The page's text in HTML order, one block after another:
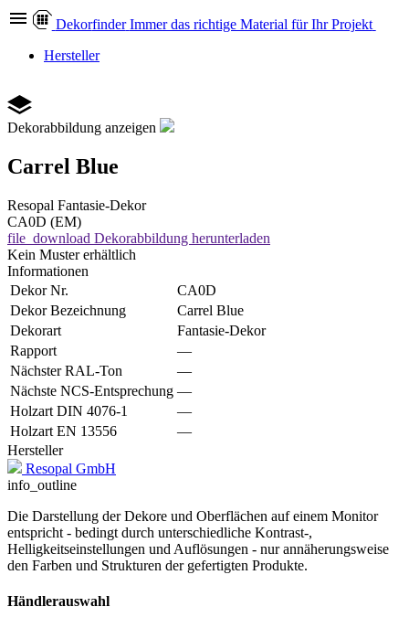
Dekorfinder Immer das richtige Material für Ihr Projekt
Hersteller
Dekorabbildung anzeigen
Carrel Blue
Resopal Fantasie-Dekor
CA0D (EM)
file_download Dekorabbildung herunterladen
Kein Muster erhältlich
Informationen
Dekor Nr.
CA0D
Dekor Bezeichnung
Carrel Blue
Dekorart
Fantasie-Dekor
Rapport
—
Nächster RAL-Ton
—
Nächste NCS-Entsprechung —
Holzart DIN 4076-1
—
Holzart EN 13556
—
Hersteller
Resopal GmbH
info_outline
Die Darstellung der Dekore und Oberflächen auf einem Monitor
entspricht - bedingt durch unterschiedliche Kontrast-,
Helligkeitseinstellungen und Auflösungen - nur annäherungsweise
den Farben und Strukturen der gefertigten Produkte.
Händlerauswahl